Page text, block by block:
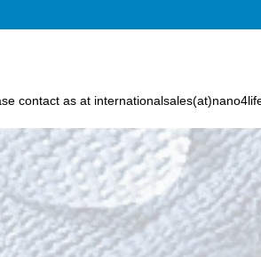
Stone®.
contact as at